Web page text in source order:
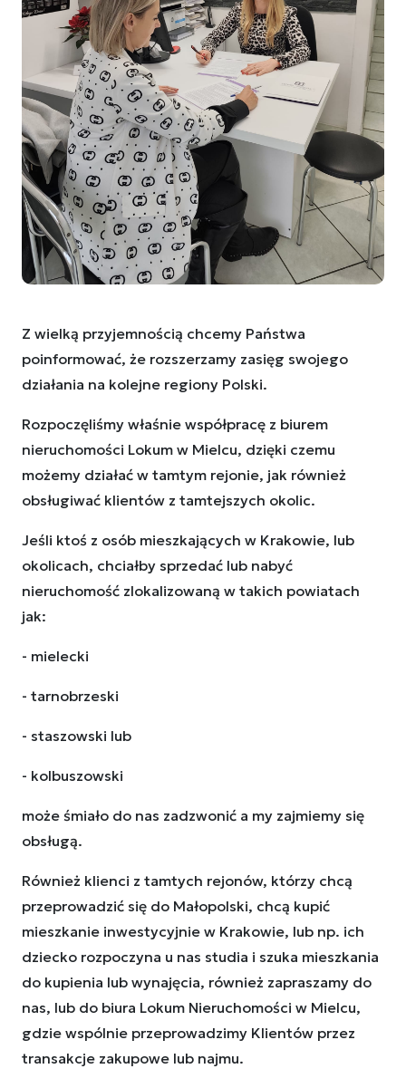
Z wielką przyjemnością chcemy Państwa
poinformować, że rozszerzamy zasięg swojego
działania na kolejne regiony Polski.
Rozpoczęliśmy właśnie współpracę z biurem
nieruchomości Lokum w Mielcu, dzięki czemu
możemy działać w tamtym rejonie, jak również
obsługiwać klientów z tamtejszych okolic.
Jeśli ktoś z osób mieszkających w Krakowie, lub
okolicach, chciałby sprzedać lub nabyć
nieruchomość zlokalizowaną w takich powiatach
jak:
- mielecki
- tarnobrzeski
- staszowski lub
- kolbuszowski
może śmiało do nas zadzwonić a my zajmiemy się
obsługą.
Również klienci z tamtych rejonów, którzy chcą
przeprowadzić się do Małopolski, chcą kupić
mieszkanie inwestycyjnie w Krakowie, lub np. ich
dziecko rozpoczyna u nas studia i szuka mieszkania
do kupienia lub wynajęcia, również zapraszamy do
nas, lub do biura Lokum Nieruchomości w Mielcu,
gdzie wspólnie przeprowadzimy Klientów przez
transakcje zakupowe lub najmu.